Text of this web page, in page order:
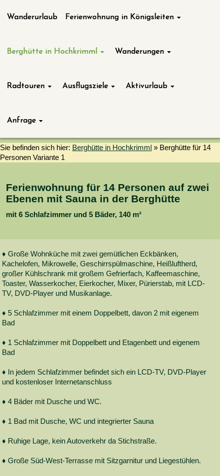
Wanderurlaub Ferienwohnung in Königsleiten
Berghütte in Hochkrimml Wanderungen
Radtouren Ausflugsziele Aktivurlaub
Anfrage
Sie befinden sich hier: Berghütte in Hochkrimml » Berghütte für 14
Personen Variante 1
Ferienwohnung für 14 Personen auf zwei
Ebenen mit Sauna in der Berghütte
mit 6 Schlafzimmer und 5 Bäder, 140 m²
♦ Große Wohnküche mit zwei gemütlichen Eckbänken,
Kachelofen, Mikrowelle, Geschirrspülmaschine, Heißluftherd,
großer Kühlschrank mit großem Gefrierfach, Kaffeemaschine,
Toaster, Wasserkocher, Eierkocher, Mixer, Pürierstab, mit LCD-
TV, DVD-Player und Musikanlage.
♦ 5 Schlafzimmer mit einem Doppelbett, davon 2 mit eigenem
Bad
♦ 1 Schlafzimmer mit Doppelbett und Etagenbett und eigenem
Bad
♦ In jedem Schlafzimmer befindet sich ein LCD-TV, DVD-Player
und kostenloser Internetanschluss
♦ 4 Bäder mit Dusche und WC.
♦ 1 Bad mit Dusche, WC und integrierter Sauna
♦ Ruhige Lage, kein Autoverkehr da Stichstraße.
♦ Große Süd-West-Terrasse mit Sitzgarnitur und Liegestühlen.